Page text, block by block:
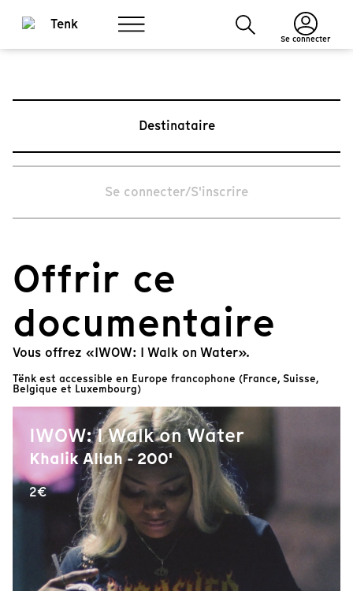
Se connecter
Destinataire
Se connecter/S'inscrire
Offrir ce
documentaire
Vous offrez «IWOW: I Walk on Water».
Tënk est accessible en Europe francophone (France, Suisse,
Belgique et Luxembourg)
IWOW: I Walk on Water
Khalik Allah - 200'
2€